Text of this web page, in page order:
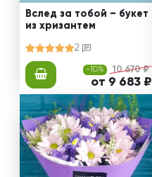
Вслед за тобой – букет
из хризантем
2
-10% 10 670 ₽
от 9 683 ₽